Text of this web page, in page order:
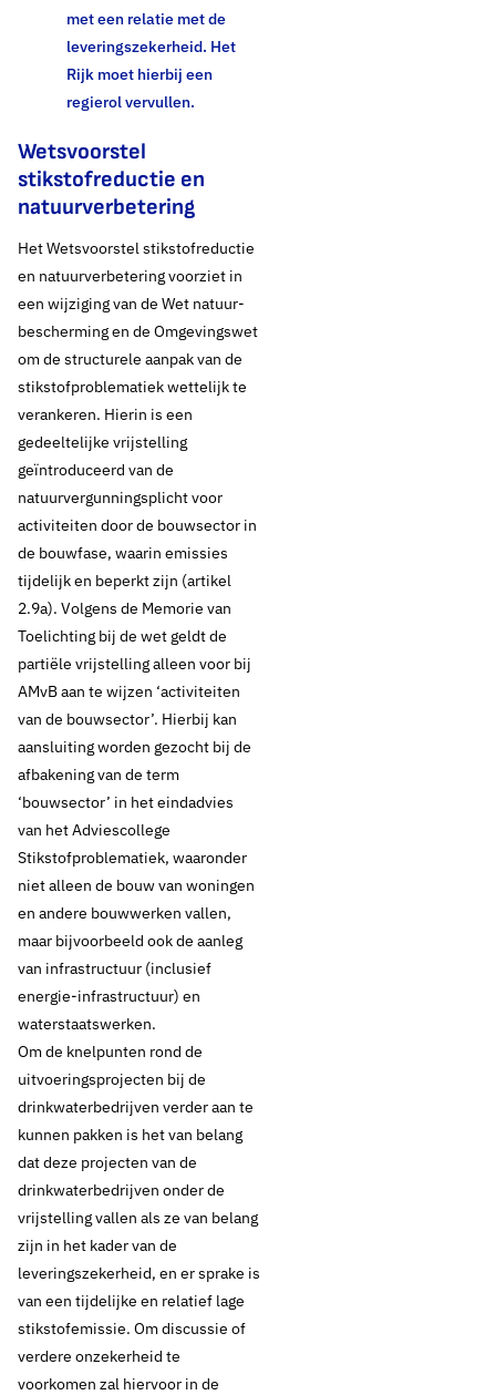
droogte en stijgende vraag heeft dit grote urgentie, en vraagt extra
investeringen in onderhoud en uitbreiding van de noodzakelijke
capaciteit voor productie, opslag en levering van drinkwater. Hier
ligt een spanningsveld, want drinkwaterbedrijven ondervinden
vertraging in de uitvoering van belangrijke projecten doordat de
vergunningverlening stagneert vanwege de stikstofproblematiek.
Thema's:
Drinkwaterbronnen en natuur
met een relatie met de
leveringszekerheid. Het
Rijk moet hierbij een
regierol vervullen.
Wetsvoorstel
stikstofreductie en
natuurverbetering
Het Wetsvoorstel stikstofreductie
en natuurverbetering voorziet in
een wijziging van de Wet natuur-
bescherming en de Omgevingswet
om de structurele aanpak van de
stikstofproblematiek wettelijk te
verankeren. Hierin is een
gedeeltelijke vrijstelling
geïntroduceerd van de
natuurvergunningsplicht voor
activiteiten door de bouwsector in
de bouwfase, waarin emissies
tijdelijk en beperkt zijn (artikel
2.9a). Volgens de Memorie van
Toelichting bij de wet geldt de
partiële vrijstelling alleen voor bij
AMvB aan te wijzen ‘activiteiten
van de bouwsector’. Hierbij kan
aansluiting worden gezocht bij de
afbakening van de term
‘bouwsector’ in het eindadvies
van het Adviescollege
Stikstofproblematiek, waaronder
niet alleen de bouw van woningen
en andere bouwwerken vallen,
maar bijvoorbeeld ook de aanleg
van infrastructuur (inclusief
energie-infrastructuur) en
waterstaatswerken.
Om de knelpunten rond de
uitvoeringsprojecten bij de
drinkwaterbedrijven verder aan te
kunnen pakken is het van belang
dat deze projecten van de
drinkwaterbedrijven onder de
vrijstelling vallen als ze van belang
zijn in het kader van de
leveringszekerheid, en er sprake is
van een tijdelijke en relatief lage
stikstofemissie. Om discussie of
verdere onzekerheid te
voorkomen zal hiervoor in de